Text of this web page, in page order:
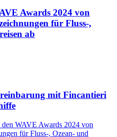
Awards 2024 von
für Fluss-,
ab
mit Fincantieri
WAVE Awards 2024 von
für Fluss-, Ozean- und